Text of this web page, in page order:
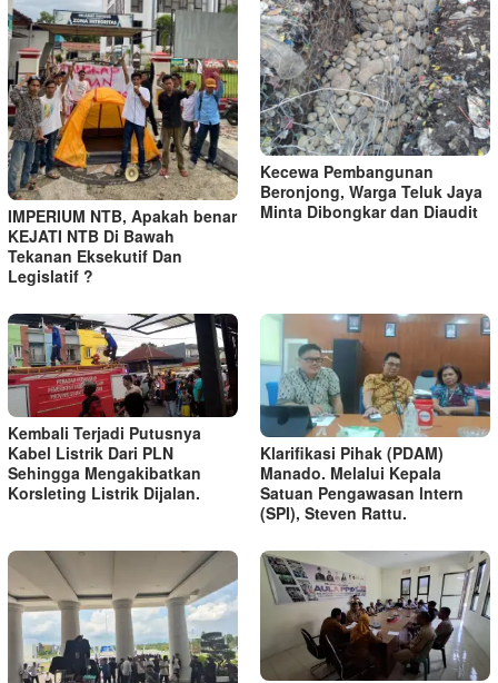
IMPERIUM NTB, Apakah benar
KEJATI NTB Di Bawah
Tekanan Eksekutif Dan
Legislatif ?
Kecewa Pembangunan
Beronjong, Warga Teluk Jaya
Minta Dibongkar dan Diaudit
Kembali Terjadi Putusnya
Kabel Listrik Dari PLN
Sehingga Mengakibatkan
Korsleting Listrik Dijalan.
Klarifikasi Pihak (PDAM)
Manado. Melalui Kepala
Satuan Pengawasan lntern
(SPI), Steven Rattu.